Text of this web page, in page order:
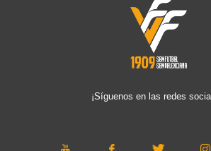
¡Síguenos en las redes